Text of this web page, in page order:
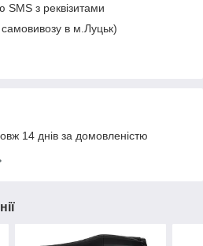
з реквізитами
в м.Луцьк)
14 днів за домовленістю